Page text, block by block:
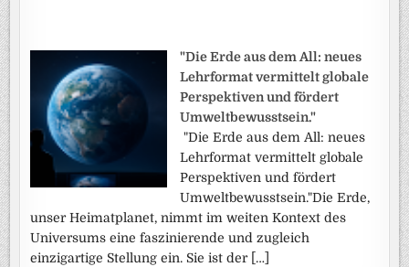
"Die Erde aus dem All: neues
Lehrformat vermittelt globale
Perspektiven und fördert
Umweltbewusstsein."
"Die Erde aus dem All: neues
Lehrformat vermittelt globale
Perspektiven und fördert
Umweltbewusstsein."Die Erde,
unser Heimatplanet, nimmt im weiten Kontext des
Universums eine faszinierende und zugleich
einzigartige Stellung ein. Sie ist der […]